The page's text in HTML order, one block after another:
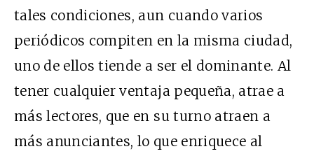
tales condiciones, aun cuando varios
periódicos compiten en la misma ciudad,
uno de ellos tiende a ser el dominante. Al
tener cualquier ventaja pequeña, atrae a
más lectores, que en su turno atraen a
más anunciantes, lo que enriquece al